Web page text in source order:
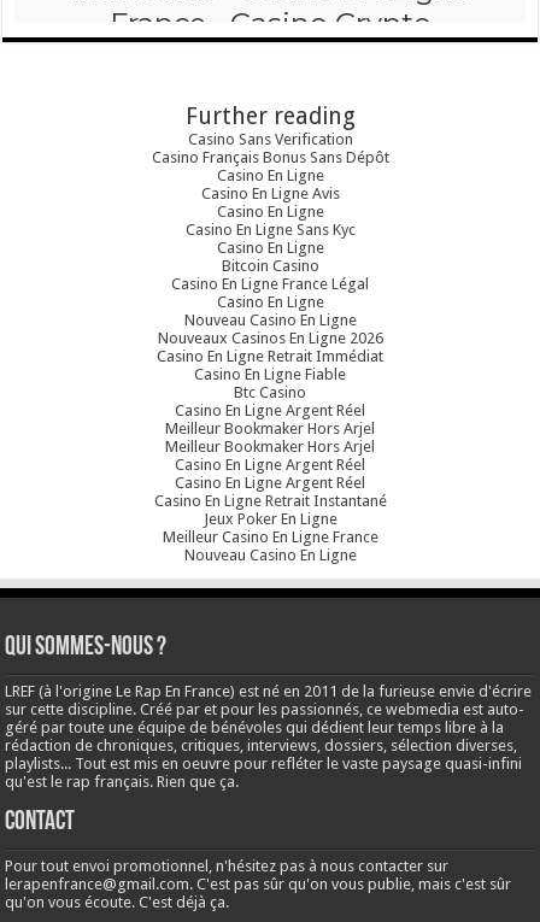
Further reading
Casino Sans Verification
Casino Français Bonus Sans Dépôt
Casino En Ligne
Casino En Ligne Avis
Casino En Ligne
Casino En Ligne Sans Kyc
Casino En Ligne
Bitcoin Casino
Casino En Ligne France Légal
Casino En Ligne
Nouveau Casino En Ligne
Nouveaux Casinos En Ligne 2026
Casino En Ligne Retrait Immédiat
Casino En Ligne Fiable
Btc Casino
Casino En Ligne Argent Réel
Meilleur Bookmaker Hors Arjel
Meilleur Bookmaker Hors Arjel
Casino En Ligne Argent Réel
Casino En Ligne Argent Réel
Casino En Ligne Retrait Instantané
Jeux Poker En Ligne
Meilleur Casino En Ligne France
Nouveau Casino En Ligne
Qui sommes-nous ?
LREF (à l'origine Le Rap En France) est né en 2011 de la furieuse envie d'écrire
sur cette discipline. Créé par et pour les passionnés, ce webmedia est auto-
géré par toute une équipe de bénévoles qui dédient leur temps libre à la
rédaction de chroniques, critiques, interviews, dossiers, sélection diverses,
playlists... Tout est mis en oeuvre pour refléter le vaste paysage quasi-infini
qu'est le rap français. Rien que ça.
Contact
Pour tout envoi promotionnel, n'hésitez pas à nous contacter sur
lerapenfrance@gmail.com. C'est pas sûr qu'on vous publie, mais c'est sûr
qu'on vous écoute. C'est déjà ça.